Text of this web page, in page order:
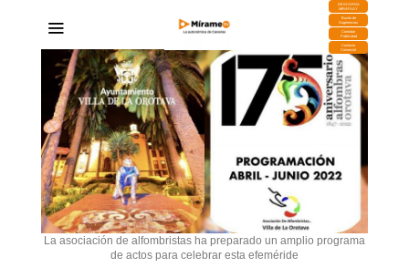
DESCARGA
MIRAPLAY
Buzón de
Sugerencias
Contratar
Publicidad
Contacto
Comercial
La asociación de alfombristas ha preparado un amplio programa
de actos para celebrar esta efeméride